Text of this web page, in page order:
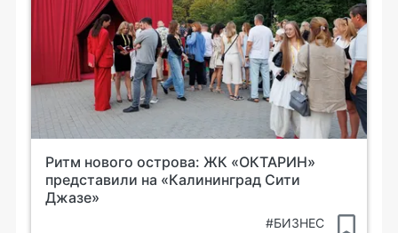
Ритм нового острова: ЖК «ОКТАРИН»
представили на «Калининград Сити
Джазе»
#БИЗНЕС